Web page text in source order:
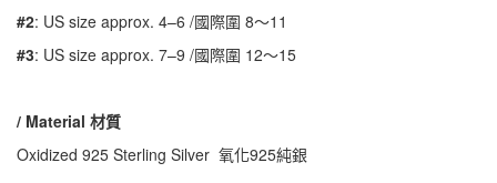
#2: US size approx. 4–6 /國際圍 8～11
#3: US size approx. 7–9 /國際圍 12～15
/ Material 材質
Oxidized 925 Sterling Silver 氧化925純銀